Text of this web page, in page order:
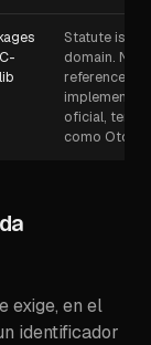
Statute is
domain. No
reference
oficial,
como
exige, en el
identificador